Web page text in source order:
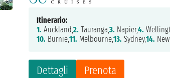
Dettagli Prenota
Itinerario:
1. Auckland,2. Tauranga,3. Napier,4.
10. Burnie,11. Melbourne,13. Sydney,14.